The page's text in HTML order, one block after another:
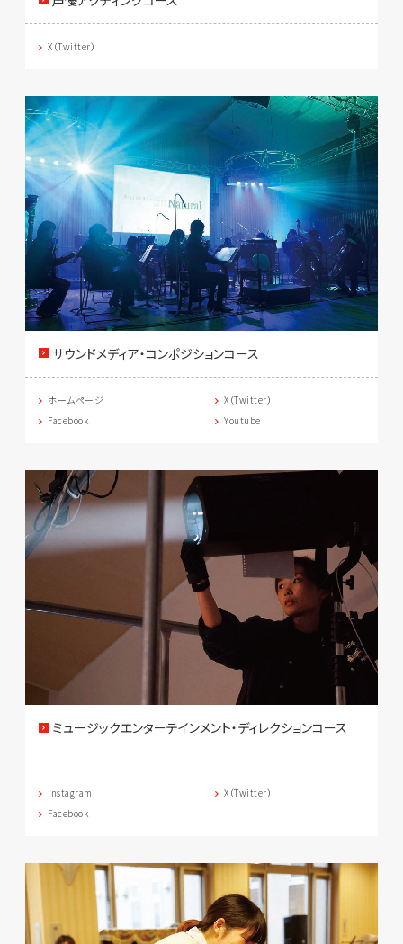
X（Twitter）
サウンドメディア・コンポジションコース
ホームページ
X（Twitter）
Facebook
Youtube
ミュージックエンターテインメント・ディレクションコース
Instagram
X（Twitter）
Facebook